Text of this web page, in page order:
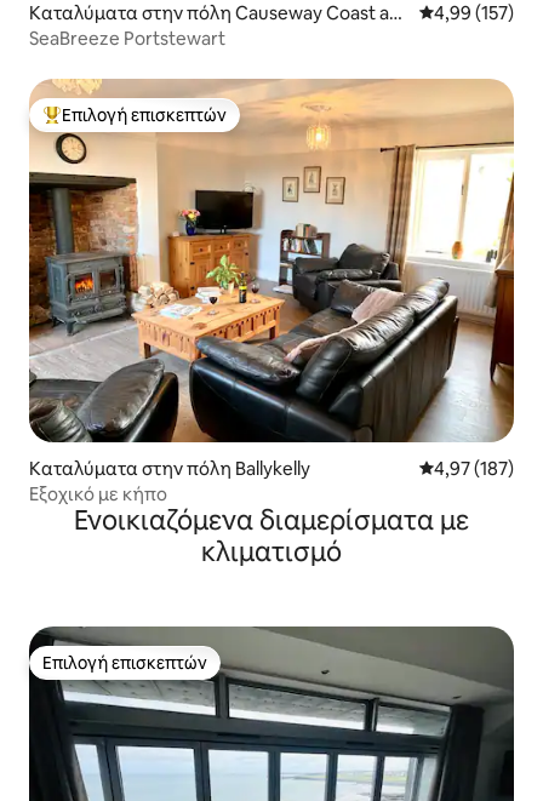
Καταλύματα στην πόλη Causeway Coast an
d Glens
Μέση
4,99 (157)
SeaBreeze Portstewart
Κορυφαία επιλογή επισκεπτών
Επιλογή επισκεπτών
Καταλύματα στην πόλη Ballykelly Μέση
4,97 (187)
Εξοχικό με κήπο
Ενοικιαζόμενα διαμερίσματα με
κλιματισμό
Επιλογή επισκεπτών
Επιλογή επισκεπτών